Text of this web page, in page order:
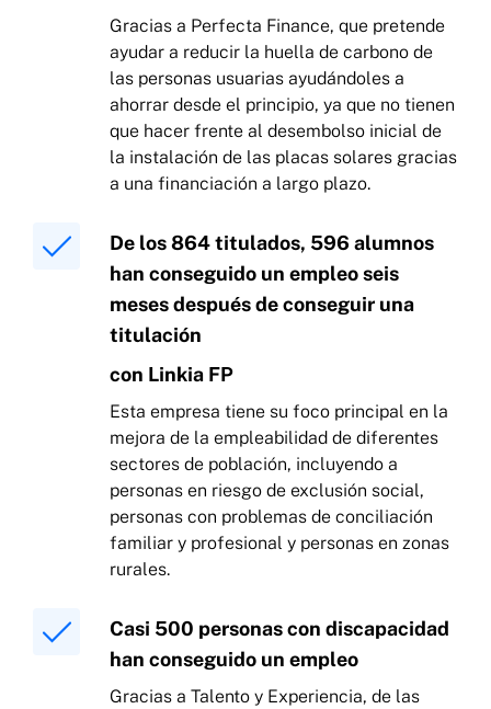
Gracias a Perfecta Finance, que pretende
ayudar a reducir la huella de carbono de
las personas usuarias ayudándoles a
ahorrar desde el principio, ya que no tienen
que hacer frente al desembolso inicial de
la instalación de las placas solares gracias
a una financiación a largo plazo.
De los 864 titulados, 596 alumnos
han conseguido un empleo seis
meses después de conseguir una
titulación
con Linkia FP
Esta empresa tiene su foco principal en la
mejora de la empleabilidad de diferentes
sectores de población, incluyendo a
personas en riesgo de exclusión social,
personas con problemas de conciliación
familiar y profesional y personas en zonas
rurales.
Casi 500 personas con discapacidad
han conseguido un empleo
Gracias a Talento y Experiencia, de las